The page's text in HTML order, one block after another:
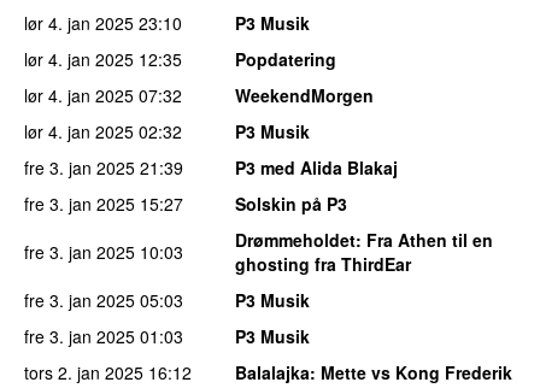
lør 4. jan 2025 23:10
P3 Musik
lør 4. jan 2025 12:35
Popdatering
lør 4. jan 2025 07:32
WeekendMorgen
lør 4. jan 2025 02:32
P3 Musik
fre 3. jan 2025 21:39
P3 med Alida Blakaj
fre 3. jan 2025 15:27
Solskin på P3
fre 3. jan 2025 10:03 Drømmeholdet: Fra Athen til en
ghosting fra ThirdEar
fre 3. jan 2025 05:03
P3 Musik
fre 3. jan 2025 01:03
P3 Musik
tors 2. jan 2025 16:12 Balalajka: Mette vs Kong Frederik